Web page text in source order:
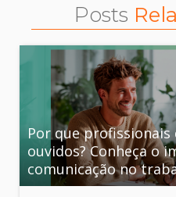
Posts
Por que
ouvidos? Conheça o
comunicação no